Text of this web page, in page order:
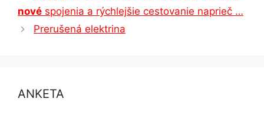
nové spojenia a rýchlejšie cestovanie naprieč …
Prerušená elektrina
ANKETA